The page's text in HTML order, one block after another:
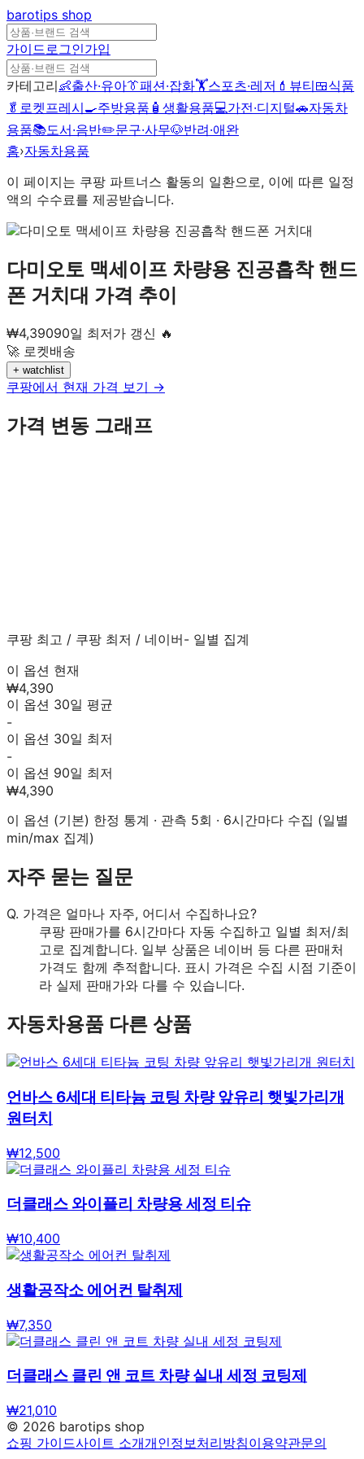
barotips shop
가이드로그인가입
카테고리👶출산·유아👔패션·잡화🏋️스포츠·레저 💄 뷰티🍱식품
🥬 로켓프레시🍳주방용품 🧴 생활용품💻가전·디지털🚗자동차
용품📚도서·음반✏️문구·사무🐶반려·애완
홈›자동차용품
이 페이지는 쿠팡 파트너스 활동의 일환으로, 이에 따른 일정
액의 수수료를 제공받습니다.
다미오토 맥세이프 차량용 진공흡착 핸드
폰 거치대 가격 추이
₩4,39090일 최저가 갱신 🔥
🚀 로켓배송
+ watchlist
쿠팡에서 현재 가격 보기 →
가격 변동 그래프
쿠팡 최고 / 쿠팡 최저 / 네이버- 일별 집계
이 옵션 현재
₩4,390
이 옵션 30일 평균
-
이 옵션 30일 최저
-
이 옵션 90일 최저
₩4,390
이 옵션 (기본) 한정 통계 · 관측 5회 · 6시간마다 수집 (일별
min/max 집계)
자주 묻는 질문
Q. 가격은 얼마나 자주, 어디서 수집하나요?
쿠팡 판매가를 6시간마다 자동 수집하고 일별 최저/최
고로 집계합니다. 일부 상품은 네이버 등 다른 판매처
가격도 함께 추적합니다. 표시 가격은 수집 시점 기준이
라 실제 판매가와 다를 수 있습니다.
자동차용품 다른 상품
언바스 6세대 티타늄 코팅 차량 앞유리 햇빛가리개
원터치
₩12,500
더클래스 와이플리 차량용 세정 티슈
₩10,400
생활공작소 에어컨 탈취제
₩7,350
더클래스 클린 앤 코트 차량 실내 세정 코팅제
₩21,010
© 2026 barotips shop
쇼핑 가이드사이트 소개개인정보처리방침이용약관문의